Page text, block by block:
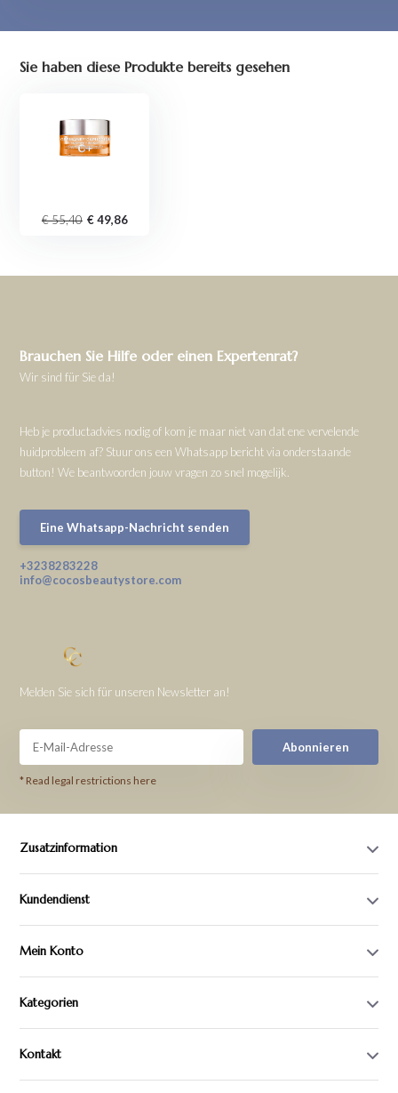
Sie haben diese Produkte bereits gesehen
€ 55,40 € 49,86
Brauchen Sie Hilfe oder einen Expertenrat?
Wir sind für Sie da!
Heb je productadvies nodig of kom je maar niet van dat ene vervelende
huidprobleem af? Stuur ons een Whatsapp bericht via onderstaande
button! We beantwoorden jouw vragen zo snel mogelijk.
Eine Whatsapp-Nachricht senden
+3238283228
info@cocosbeautystore.com
Melden Sie sich für unseren Newsletter an!
Abonnieren
* Read legal restrictions here
Zusatzinformation
Kundendienst
Mein Konto
Kategorien
Kontakt